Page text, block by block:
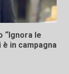
“Ignora le
in campagna